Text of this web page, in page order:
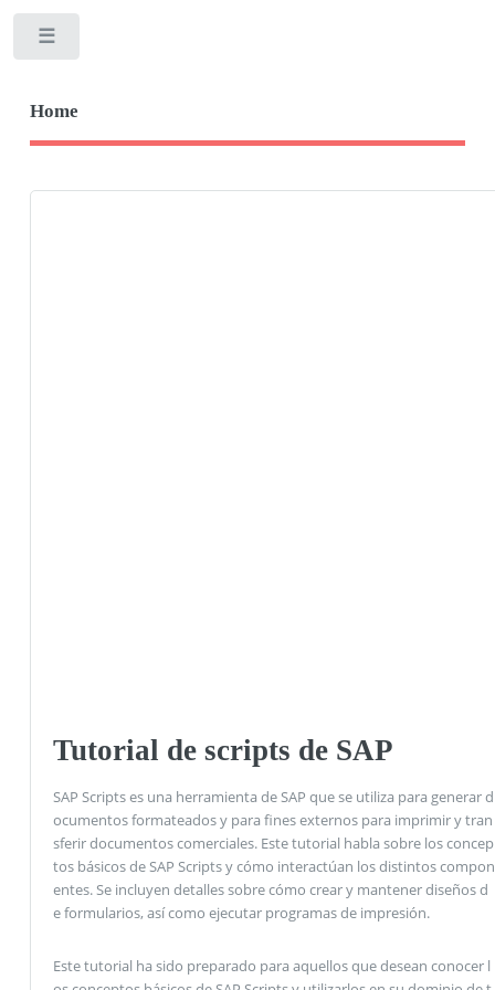
Home
Tutorial de scripts de SAP
SAP Scripts es una herramienta de SAP que se utiliza para generar d
ocumentos formateados y para fines externos para imprimir y tran
sferir documentos comerciales. Este tutorial habla sobre los concep
tos básicos de SAP Scripts y cómo interactúan los distintos compon
entes. Se incluyen detalles sobre cómo crear y mantener diseños d
e formularios, así como ejecutar programas de impresión.
Este tutorial ha sido preparado para aquellos que desean conocer l